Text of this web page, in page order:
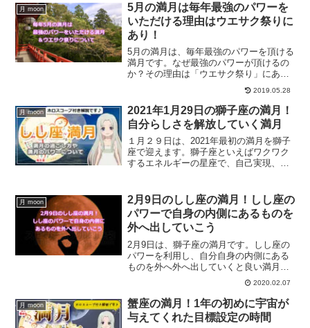
月 moon
5月の満月は毎年最強のパワーを
いただける理由はウエサク祭りに
あり！
5月の満月は、毎年最強のパワーを頂ける
満月です。なぜ最強のパワーが頂けるの
か？その理由は「ウエサク祭り」にあり
ます。ウエサク祭りとはどんなお祭りな
のか？5月の満月が最強のパワーあふれる
日である理由についてご紹介します。
2019.05.28
月 moon
2021年1月29日の獅子座の満月！
自分らしさを解放していく満月
１月２９日は、2021年最初の満月を獅子
座で迎えます。獅子座といえばワクワク
するエネルギーの星座で、自己実現、自
ていきます。獅子座の満月のパワーとす
ると良いことは？
月 moon
2月9日のしし座の満月！しし座の
パワーで自身の内側にあるものを
外へ出していこう
2月9日は、獅子座の満月です。しし座の
パワーを利用し、自分自身の内側にある
ものを外へ外へ出していくと良い満月に
なります。獅子座の満月にすると良いこ
2020.02.07
月 moon
蟹座の満月！1年の初めに宇宙が
与えてくれた目標設定の時間